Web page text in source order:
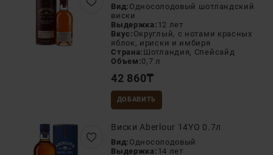
Вид: Односолодовый шотландский
виски
Выдержка: 12 лет
Вкус: Округлый, с нотами красных
яблок, ириски и имбиря
Страна: Шотландия, Спейсайд
Объем:0,7 л
42 860₸
ДОБАВИТЬ
Виски Aberlour 14YO 0.7л
Вид: Односолодовый
Выдержка: 14 лет